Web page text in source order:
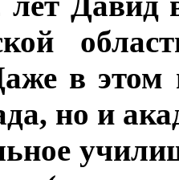
в этом
но и